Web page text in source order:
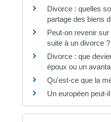
Divorce : quelles
partage des biens
Peut-on revenir
suite à un divorce ?
Divorce : que
époux ou un
Qu'est-ce que la
Un européen peut-